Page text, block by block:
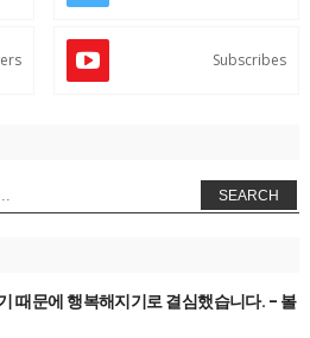
Subscribes
SEARCH
때문에 행복해지기로 결심했습니다. - 볼